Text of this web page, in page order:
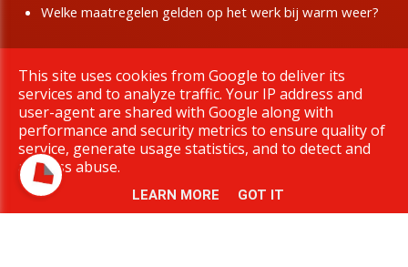
Welke maatregelen gelden op het werk bij warm weer?
Copyright © 2026 BBTK Limburg. All rights reserved.
Privacy & Cookies |UP-TO-DATE WebDesign
This site uses cookies from Google to deliver its
services and to analyze traffic. Your IP address and
user-agent are shared with Google along with
performance and security metrics to ensure quality of
service, generate usage statistics, and to detect and
address abuse.
LEARN MORE GOT IT